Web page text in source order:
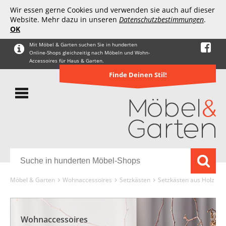
Wir essen gerne Cookies und verwenden sie auch auf dieser
Website. Mehr dazu in unseren Datenschutzbestimmungen.
OK
Mit Möbel & Garten suchen Sie in hunderten
Online-Shops gleichzeitig nach Möbeln und Wohn-
Accessoires für Haus & Garten.
Finde Deinen Stil!
Möbel & Garten Wohnaccessoires Setzkästen Setzkästen aus Holz
Wohnaccessoires